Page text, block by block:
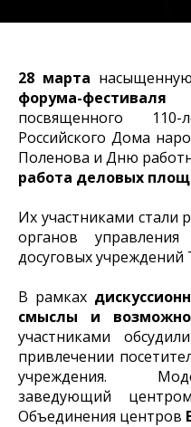
28 марта
форума-
посвященного 110-
Российского Дома
Поленова и Дню
работа деловых
Их участниками стали
органов
досуговых учреждений
В рамках
смыслы и
участниками
привлечении
учреждения.
заведующий
Объединения центров